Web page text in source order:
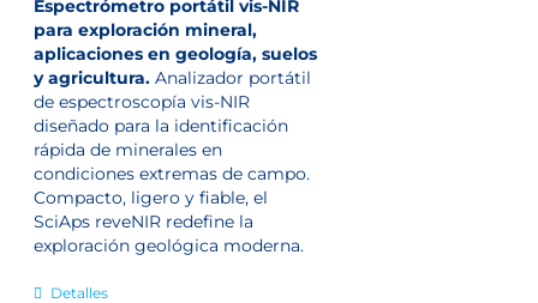
Espectrómetro portátil vis-NIR
para exploración mineral,
aplicaciones en geología, suelos
y agricultura. Analizador portátil
de espectroscopía vis-NIR
diseñado para la identificación
rápida de minerales en
condiciones extremas de campo.
Compacto, ligero y fiable, el
SciAps reveNIR redefine la
exploración geológica moderna.
Detalles